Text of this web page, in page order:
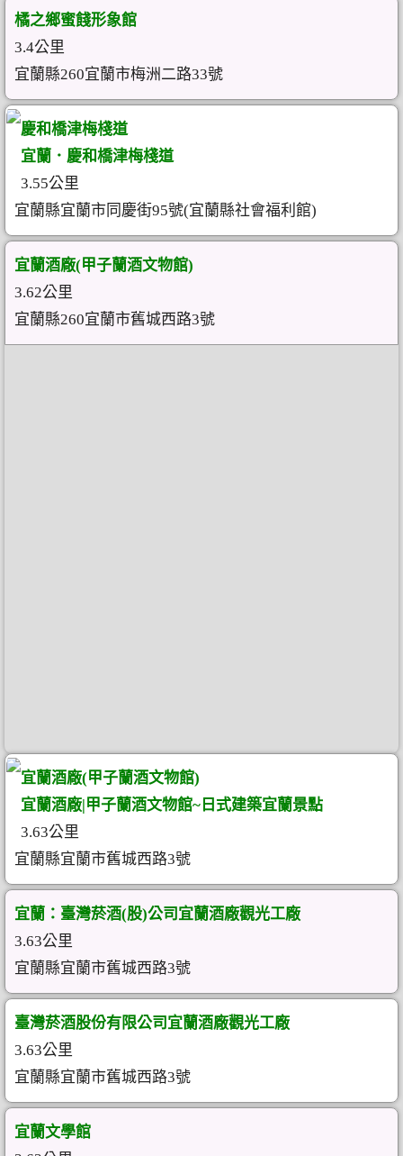
橘之鄉蜜餞形象館
3.4公里
宜蘭縣260宜蘭市梅洲二路33號
慶和橋津梅棧道
宜蘭．慶和橋津梅棧道
3.55公里
宜蘭縣宜蘭市同慶街95號(宜蘭縣社會福利館)
宜蘭酒廠(甲子蘭酒文物館)
3.62公里
宜蘭縣260宜蘭市舊城西路3號
宜蘭酒廠(甲子蘭酒文物館)
宜蘭酒廠|甲子蘭酒文物館~日式建築宜蘭景點
3.63公里
宜蘭縣宜蘭市舊城西路3號
宜蘭：臺灣菸酒(股)公司宜蘭酒廠觀光工廠
3.63公里
宜蘭縣宜蘭市舊城西路3號
臺灣菸酒股份有限公司宜蘭酒廠觀光工廠
3.63公里
宜蘭縣宜蘭市舊城西路3號
宜蘭文學館